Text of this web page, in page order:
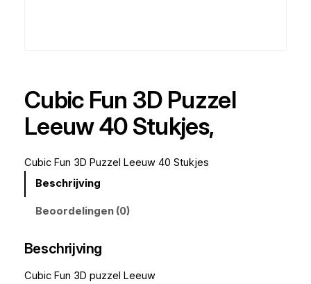
Cubic Fun 3D Puzzel
Leeuw 40 Stukjes,
Cubic Fun 3D Puzzel Leeuw 40 Stukjes
Beschrijving
Beoordelingen (0)
Beschrijving
Cubic Fun 3D puzzel Leeuw